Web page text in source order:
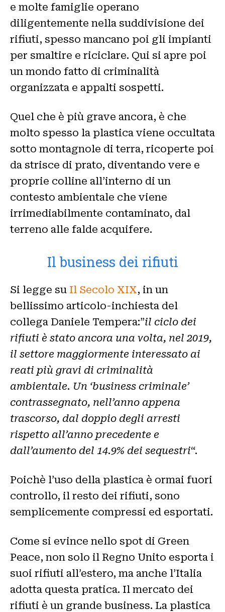
e molte famiglie operano
diligentemente nella suddivisione dei
rifiuti, spesso mancano poi gli impianti
per smaltire e riciclare. Qui si apre poi
un mondo fatto di criminalità
organizzata e appalti sospetti.
Quel che è più grave ancora, è che
molto spesso la plastica viene occultata
sotto montagnole di terra, ricoperte poi
da strisce di prato, diventando vere e
proprie colline all’interno di un
contesto ambientale che viene
irrimediabilmente contaminato, dal
terreno alle falde acquifere.
Il business dei rifiuti
Si legge su Il Secolo XIX, in un
bellissimo articolo-inchiesta del
collega Daniele Tempera:”il ciclo dei
rifiuti è stato ancora una volta, nel 2019,
il settore maggiormente interessato ai
reati più gravi di criminalità
ambientale. Un ‘business criminale’
contrassegnato, nell’anno appena
trascorso, dal doppio degli arresti
rispetto all’anno precedente e
dall’aumento del 14.9% dei sequestri“.
Poichè l’uso della plastica è ormai fuori
controllo, il resto dei rifiuti, sono
semplicemente compressi ed esportati.
Come si evince nello spot di Green
Peace, non solo il Regno Unito esporta i
suoi rifiuti all’estero, ma anche l’Italia
adotta questa pratica. Il mercato dei
rifiuti è un grande business. La plastica